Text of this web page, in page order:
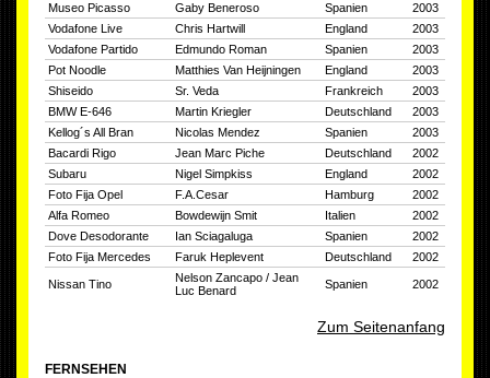
Museo Picasso Gaby Beneroso Spanien
2003
Vodafone Live
Chris Hartwill England
2003
Vodafone Partido
Edmundo Roman Spanien
2003
Pot Noodle
Matthies Van Heijningen England
2003
Shiseido
Sr. Veda Frankreich
2003
BMW E-646
Martin Kriegler Deutschland
2003
Kellog´s All Bran
Nicolas Mendez Spanien
2003
Bacardi Rigo
Jean Marc Piche Deutschland
2002
Subaru
Nigel Simpkiss England
2002
Foto Fija Opel
F.A.Cesar Hamburg
2002
Alfa Romeo
Bowdewijn Smit Italien
2002
Dove Desodorante
Ian Sciagaluga Spanien
2002
Foto Fija Mercedes
Faruk Heplevent Deutschland 2002
Nissan Tino
Nelson Zancapo / Jean
Luc Benard
Spanien 2002
Zum Seitenanfang
FERNSEHEN